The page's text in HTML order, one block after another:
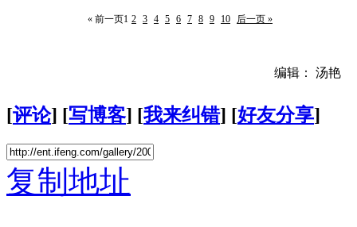
« 前一页1 2 3 4 5 6 7 8 9 10 后一页 »
编辑： 汤艳
[评论] [写博客] [我来纠错] [好友分享]
复制地址